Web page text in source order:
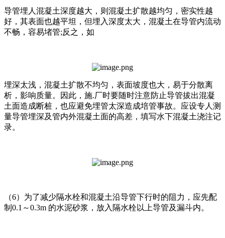
导管埋人混凝土深度越大，则混凝土扩散越均匀，密实性越
好，其表面也越平坦，但埋入深度太大，混凝土在导管内流动
不畅，容易堵管;反之，如
埋深太浅，混凝土扩散不均匀，表面坡度也大，易于分散离
析，影响质量。因此，施.厂时要随时注意防止导管拔出混凝
土面造成断桩，也应避免埋管太深造成培管事故。应设专人测
量导管埋深及管内外混凝土面的高差，填写水下混凝土浇注记
录。
（6）为了减少隔水栓和混凝土沿导管下行时的阻力，应先配
制0.1～0.3m 的水泥砂浆，放入隔水栓以上导管及漏斗内。